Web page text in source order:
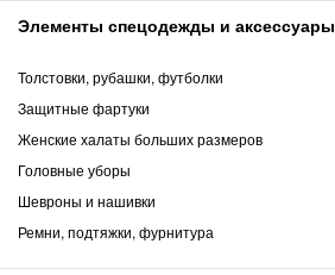
Элементы спецодежды и аксессуары
Толстовки, рубашки, футболки
Защитные фартуки
Женские халаты больших размеров
Головные уборы
Шевроны и нашивки
Ремни, подтяжки, фурнитура